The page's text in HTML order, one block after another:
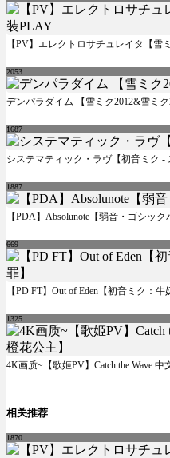
【PV】エレクトロサチュレイタ【雪
2053
デンパラダイム 【雪ミク2012&雪ミク
1687
システマティック・ラヴ【初音ミク -
1887
【PDA】Absolunote【弱音・ゴシック
669
【PD FT】Out of Eden【初音ミク：
1325
4K画质~【歌姬PV】Catch the Wave
相关推荐
1870